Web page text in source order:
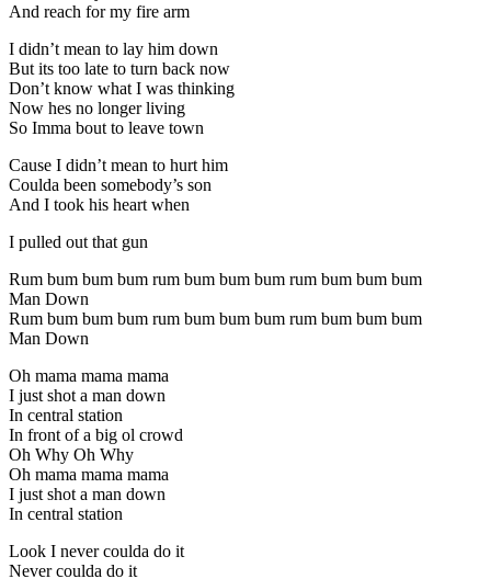
And reach for my fire arm
I didn’t mean to lay him down
But its too late to turn back now
Don’t know what I was thinking
Now hes no longer living
So Imma bout to leave town
Cause I didn’t mean to hurt him
Coulda been somebody’s son
And I took his heart when
I pulled out that gun
Rum bum bum bum rum bum bum bum rum bum bum bum
Man Down
Rum bum bum bum rum bum bum bum rum bum bum bum
Man Down
Oh mama mama mama
I just shot a man down
In central station
In front of a big ol crowd
Oh Why Oh Why
Oh mama mama mama
I just shot a man down
In central station
Look I never coulda do it
Never coulda do it